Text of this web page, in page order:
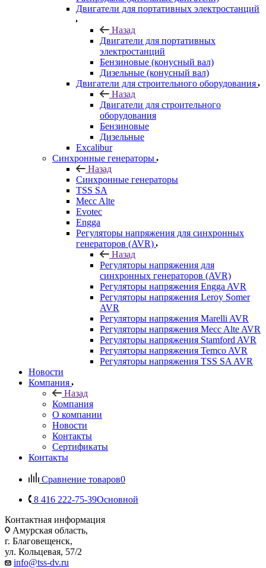
Двигатели для портативных электростанций
Назад
Двигатели для портативных
электростанций
Бензиновые (конусный вал)
Дизельные (конусный вал)
Двигатели для строительного оборудования
Назад
Двигатели для строительного
оборудования
Бензиновые
Дизельные
Excalibur
Синхронные генераторы
Назад
Синхронные генераторы
TSS SA
Mecc Alte
Evotec
Engga
Регуляторы напряжения для синхронных
генераторов (AVR)
Назад
Регуляторы напряжения для
синхронных генераторов (AVR)
Регуляторы напряжения Engga AVR
Регуляторы напряжения Leroy Somer
AVR
Регуляторы напряжения Marelli AVR
Регуляторы напряжения Mecc Alte AVR
Регуляторы напряжения Stamford AVR
Регуляторы напряжения Temco AVR
Регуляторы напряжения TSS SA AVR
Новости
Компания
Назад
Компания
О компании
Новости
Контакты
Сертификаты
Контакты
Сравнение товаров0
8 416 222-75-39Основной
Контактная информация
Амурская область,
г. Благовещенск,
ул. Кольцевая, 57/2
info@tss-dv.ru